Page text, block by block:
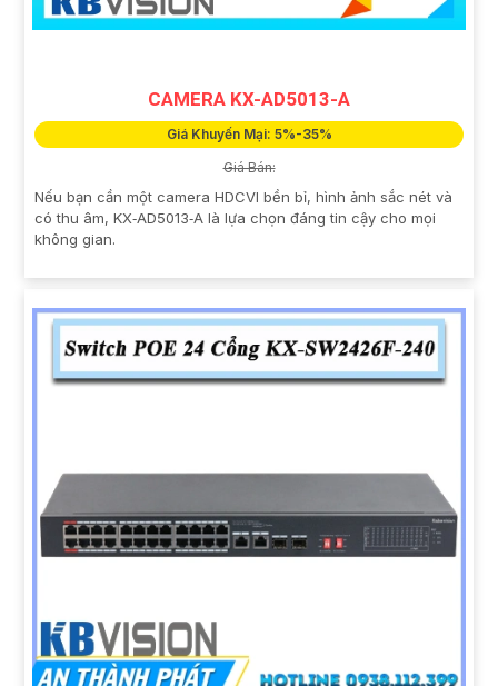
CAMERA KX-AD5013-A
Giá Khuyến Mại: 5%-35%
Giá Bán:
Nếu bạn cần một camera HDCVI bền bỉ, hình ảnh sắc nét và
có thu âm, KX‑AD5013‑A là lựa chọn đáng tin cậy cho mọi
không gian.